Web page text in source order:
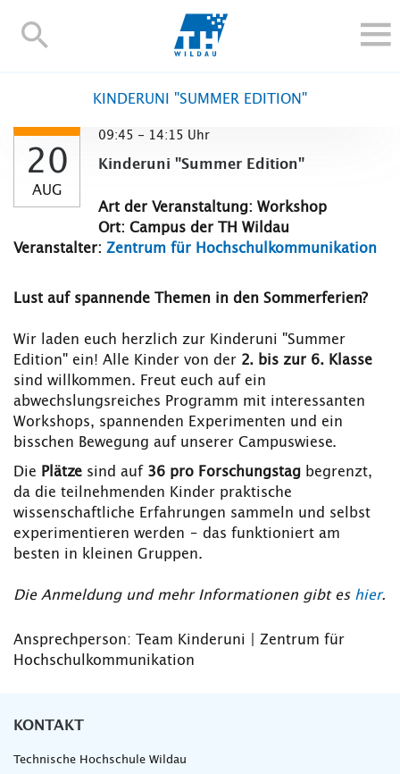
TH-
FORSCHUNG UND TRANSFER
ALUMNI
HOCHSCHULE
INTERNATIONAL
Blogs Kontakt und Anfahrt Webmail Moodle
KINDERUNI "SUMMER EDITION"
20
AUG
09:45 - 14:15 Uhr
Kinderuni "Summer Edition"
Art der Veranstaltung: Workshop
Ort: Campus der TH Wildau
Veranstalter: Zentrum für Hochschulkommunikation
Lust auf spannende Themen in den Sommerferien?
Wir laden euch herzlich zur Kinderuni "Summer
Edition" ein! Alle Kinder von der 2. bis zur 6. Klasse
sind willkommen. Freut euch auf ein
abwechslungsreiches Programm mit interessanten
Workshops, spannenden Experimenten und ein
bisschen Bewegung auf unserer Campuswiese.
Die Plätze sind auf 36 pro Forschungstag begrenzt,
da die teilnehmenden Kinder praktische
wissenschaftliche Erfahrungen sammeln und selbst
experimentieren werden – das funktioniert am
besten in kleinen Gruppen.
Die Anmeldung und mehr Informationen gibt es hier.
Ansprechperson: Team Kinderuni | Zentrum für
Hochschulkommunikation
KONTAKT
Technische Hochschule Wildau